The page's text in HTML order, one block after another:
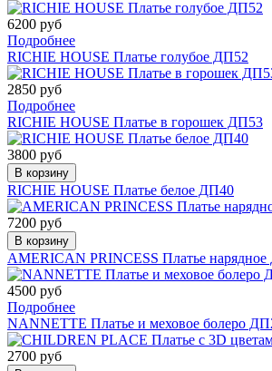
6200 руб
Подробнее
RICHIE HOUSE Платье голубое ДП52
2850 руб
Подробнее
RICHIE HOUSE Платье в горошек ДП53
3800 руб
В корзину
RICHIE HOUSE Платье белое ДП40
7200 руб
В корзину
AMERICAN PRINCESS Платье
4500 руб
Подробнее
NANNETTE Платье и меховое болеро
2700 руб